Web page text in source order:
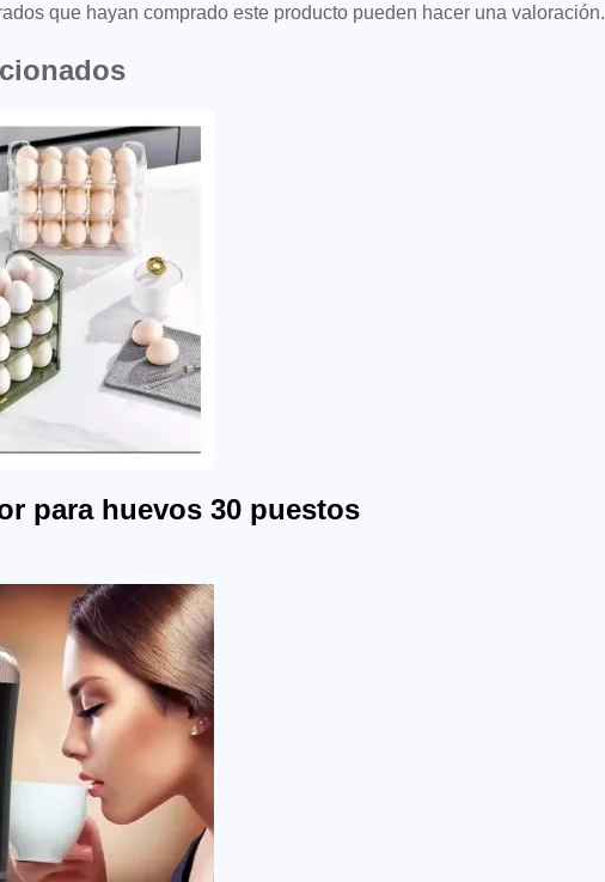
que hayan comprado este producto pueden hacer una valoración.
para huevos 30 puestos